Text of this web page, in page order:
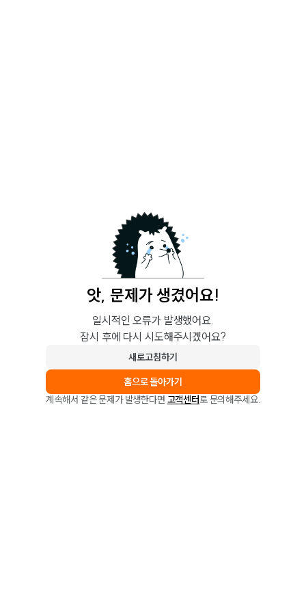
앗, 문제가 생겼어요!
일시적인 오류가 발생했어요.
잠시 후에 다시 시도해주시겠어요?
새로고침하기
홈으로 돌아가기
계속해서 같은 문제가 발생한다면 고객센터로 문의해주세요.